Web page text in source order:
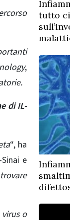
,
di IL-
“, ha
e
o
tutto